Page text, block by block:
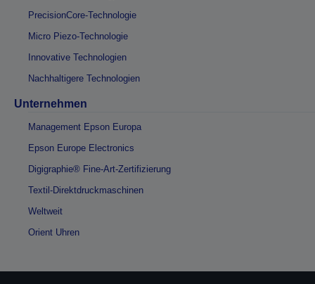
PrecisionCore-Technologie
Micro Piezo-Technologie
Innovative Technologien
Nachhaltigere Technologien
Unternehmen
Management Epson Europa
Epson Europe Electronics
Digigraphie® Fine-Art-Zertifizierung
Textil-Direktdruckmaschinen
Weltweit
Orient Uhren